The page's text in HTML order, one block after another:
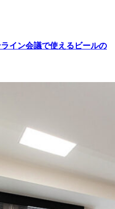
イン会議で使えるビールの